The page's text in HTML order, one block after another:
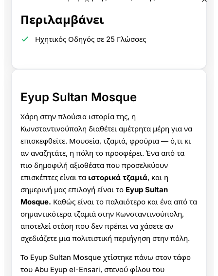
Περιλαμβάνει
Ηχητικός Οδηγός σε 25 Γλώσσες
Eyup Sultan Mosque
Χάρη στην πλούσια ιστορία της, η
Κωνσταντινούπολη διαθέτει αμέτρητα μέρη για να
επισκεφθείτε. Μουσεία, τζαμιά, φρούρια — ό,τι κι
αν αναζητάτε, η πόλη το προσφέρει. Ένα από τα
πιο δημοφιλή αξιοθέατα που προσελκύουν
επισκέπτες είναι τα ιστορικά τζαμιά, και η
σημερινή μας επιλογή είναι το Eyup Sultan
Mosque. Καθώς είναι το παλαιότερο και ένα από τα
σημαντικότερα τζαμιά στην Κωνσταντινούπολη,
αποτελεί στάση που δεν πρέπει να χάσετε αν
σχεδιάζετε μια πολιτιστική περιήγηση στην πόλη.
Το Eyup Sultan Mosque χτίστηκε πάνω στον τάφο
του Abu Eyup el-Ensari, στενού φίλου του